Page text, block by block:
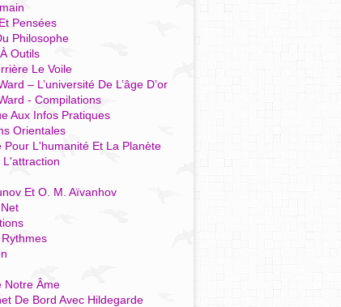
Pensées
Philosophe
Outils
Le Voile
– L’université De L’âge D’or
- Compilations
Aux Infos Pratiques
Orientales
Pour L'humanité Et La Planète
L'attraction
Et O. M. Aïvanhov
Notre Âme
De Bord Avec Hildegarde